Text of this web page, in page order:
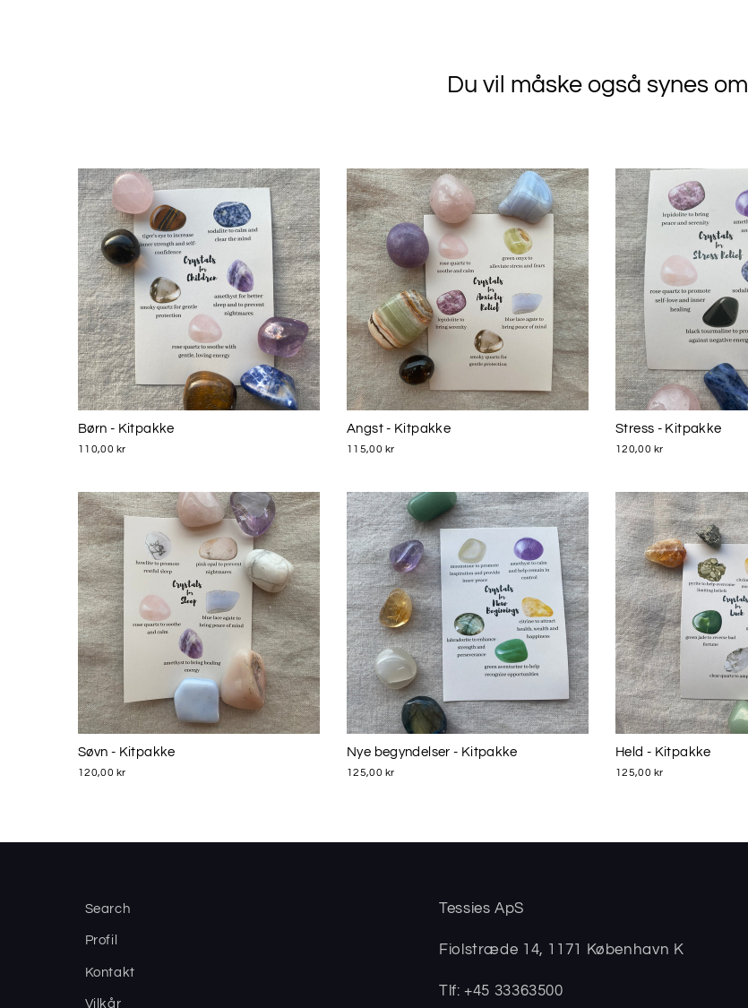
Du vil måske også synes om
Børn - Kitpakke
110,00 kr
Angst - Kitpakke
115,00 kr
Stress - Kitpakke
120,00 kr
Søvn - Kitpakke
120,00 kr
Nye begyndelser - Kitpakke
125,00 kr
Held - Kitpakke
125,00 kr
Search
Profil
Kontakt
Vilkår
Tessies ApS
Fiolstræde 14, 1171 København K
Tlf: +45 33363500